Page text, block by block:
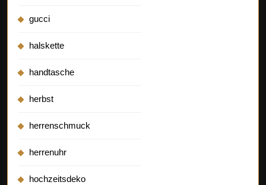
gucci
halskette
handtasche
herbst
herrenschmuck
herrenuhr
hochzeitsdeko